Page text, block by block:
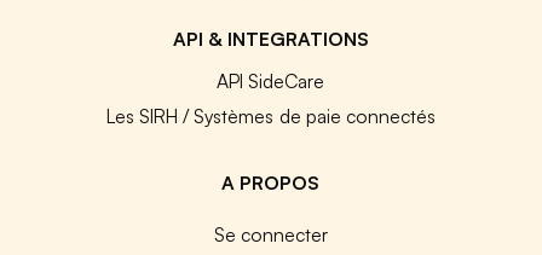
API & INTEGRATIONS
API SideCare
Les SIRH / Systèmes de paie connectés
A PROPOS
Se connecter